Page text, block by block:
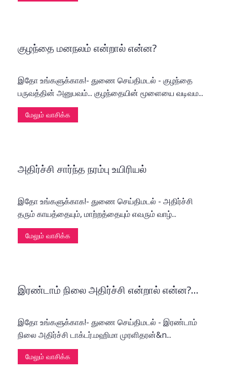
குழந்தை மனநலம் என்றால் என்ன?
இதோ உங்களுக்காக!- துணை செய்திமடல் - குழந்தை
பருவத்தின் அனுபவம்... குழந்தையின் மூளையை வடிவம...
மேலும் வாசிக்க
அதிர்ச்சி சார்ந்த நரம்பு உயிரியல்
இதோ உங்களுக்காக!- துணை செய்திமடல் - அதிர்ச்சி
தரும் காயத்தையும், மாற்றத்தையும் எவரும் வாழ்...
மேலும் வாசிக்க
இரண்டாம் நிலை அதிர்ச்சி என்றால் என்ன?...
இதோ உங்களுக்காக!- துணை செய்திமடல் - இரண்டாம்
நிலை அதிர்ச்சி டாக்டர்.மஹிமா முரளிதரன்&n...
மேலும் வாசிக்க